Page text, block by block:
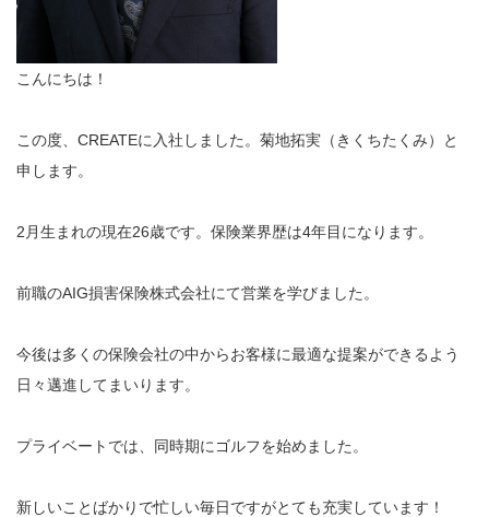
こんにちは！
この度、CREATEに入社しました。菊地拓実（きくちたくみ）と
申します。
2月生まれの現在26歳です。保険業界歴は4年目になります。
前職のAIG損害保険株式会社にて営業を学びました。
今後は多くの保険会社の中からお客様に最適な提案ができるよう
日々邁進してまいります。
プライベートでは、同時期にゴルフを始めました。
新しいことばかりで忙しい毎日ですがとても充実しています！